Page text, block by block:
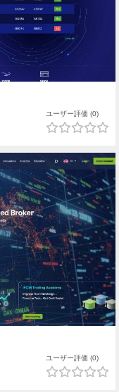
ユーザー評価 (0)
ユーザー評価 (0)